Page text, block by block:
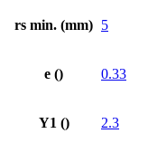
rs min. (mm) 5
e () 0.33
Y1 () 2.3